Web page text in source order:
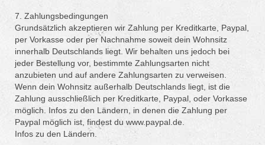
7. Zahlungsbedingungen
Grundsätzlich akzeptieren wir Zahlung per Kreditkarte, Paypal,
per Vorkasse oder per Nachnahme soweit dein Wohnsitz
innerhalb Deutschlands liegt. Wir behalten uns jedoch bei
jeder Bestellung vor, bestimmte Zahlungsarten nicht
anzubieten und auf andere Zahlungsarten zu verweisen.
Wenn dein Wohnsitz außerhalb Deutschlands liegt, ist die
Zahlung ausschließlich per Kreditkarte, Paypal, oder Vorkasse
möglich. Infos zu den Ländern, in denen die Zahlung per
Paypal möglich ist, findest du www.paypal.de.
Infos zu den Ländern.